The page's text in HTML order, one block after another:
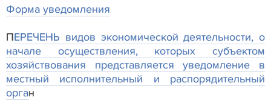
Форма уведомления
ПЕРЕЧЕНЬ видов экономической деятельности, о
начале осуществления, которых субъектом
хозяйствования представляется уведомление в
местный исполнительный и распорядительный
орган